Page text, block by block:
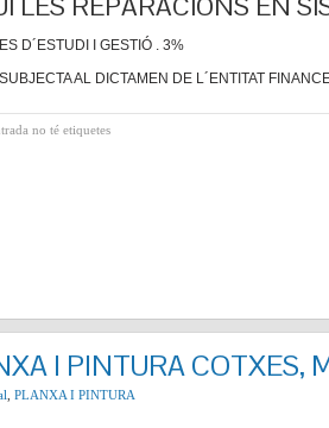
D´ESTUDI I GESTIÓ . 3%
AL DICTAMEN DE L´ENTITAT
no té etiquetes
I PINTURA COTXES,
PLANXA I PINTURA